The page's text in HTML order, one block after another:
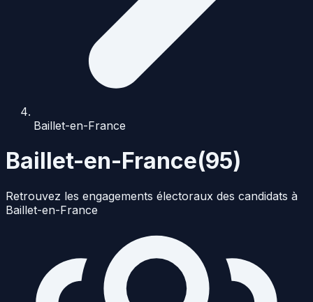
Baillet-en-France
Baillet-en-France(95)
Retrouvez les engagements électoraux des candidats à
Baillet-en-France